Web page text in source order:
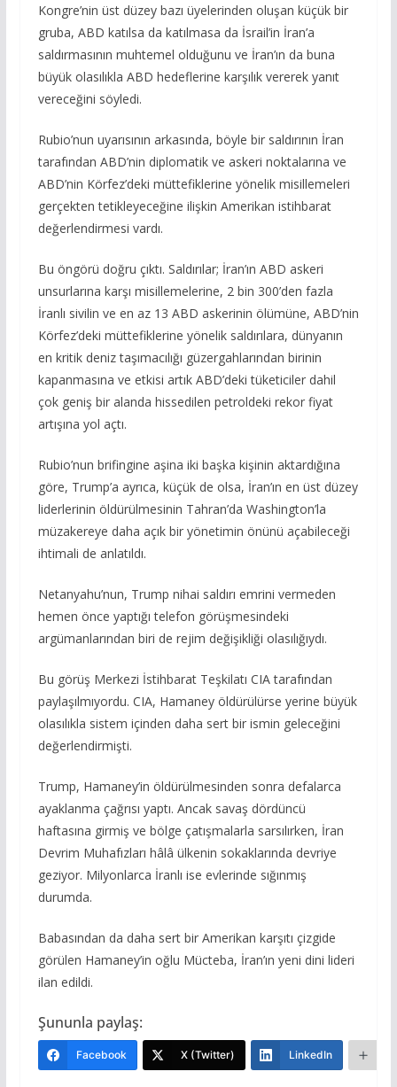
Kongre’nin üst düzey bazı üyelerinden oluşan küçük bir
gruba, ABD katılsa da katılmasa da İsrail’in İran’a
saldırmasının muhtemel olduğunu ve İran’ın da buna
büyük olasılıkla ABD hedeflerine karşılık vererek yanıt
vereceğini söyledi.
Rubio’nun uyarısının arkasında, böyle bir saldırının İran
tarafından ABD’nin diplomatik ve askeri noktalarına ve
ABD’nin Körfez’deki müttefiklerine yönelik misillemeleri
gerçekten tetikleyeceğine ilişkin Amerikan istihbarat
değerlendirmesi vardı.
Bu öngörü doğru çıktı. Saldırılar; İran’ın ABD askeri
unsurlarına karşı misillemelerine, 2 bin 300’den fazla
İranlı sivilin ve en az 13 ABD askerinin ölümüne, ABD’nin
Körfez’deki müttefiklerine yönelik saldırılara, dünyanın
en kritik deniz taşımacılığı güzergahlarından birinin
kapanmasına ve etkisi artık ABD’deki tüketiciler dahil
çok geniş bir alanda hissedilen petroldeki rekor fiyat
artışına yol açtı.
Rubio’nun brifingine aşina iki başka kişinin aktardığına
göre, Trump’a ayrıca, küçük de olsa, İran’ın en üst düzey
liderlerinin öldürülmesinin Tahran’da Washington’la
müzakereye daha açık bir yönetimin önünü açabileceği
ihtimali de anlatıldı.
Netanyahu’nun, Trump nihai saldırı emrini vermeden
hemen önce yaptığı telefon görüşmesindeki
argümanlarından biri de rejim değişikliği olasılığıydı.
Bu görüş Merkezi İstihbarat Teşkilatı CIA tarafından
paylaşılmıyordu. CIA, Hamaney öldürülürse yerine büyük
olasılıkla sistem içinden daha sert bir ismin geleceğini
değerlendirmişti.
Trump, Hamaney’in öldürülmesinden sonra defalarca
ayaklanma çağrısı yaptı. Ancak savaş dördüncü
haftasına girmiş ve bölge çatışmalarla sarsılırken, İran
Devrim Muhafızları hâlâ ülkenin sokaklarında devriye
geziyor. Milyonlarca İranlı ise evlerinde sığınmış
durumda.
Babasından da daha sert bir Amerikan karşıtı çizgide
görülen Hamaney’in oğlu Mücteba, İran’ın yeni dini lideri
ilan edildi.
Şununla paylaş:
Facebook X (Twitter) LinkedIn